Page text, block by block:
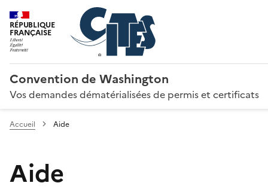
RÉPUBLIQUE
FRANÇAISE
Convention de Washington
Vos demandes dématérialisées de permis et certificats
Accueil Aide
Aide